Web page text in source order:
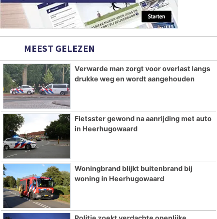
MEEST GELEZEN
Verwarde man zorgt voor overlast langs
drukke weg en wordt aangehouden
Fietsster gewond na aanrijding met auto
in Heerhugowaard
Woningbrand blijkt buitenbrand bij
woning in Heerhugowaard